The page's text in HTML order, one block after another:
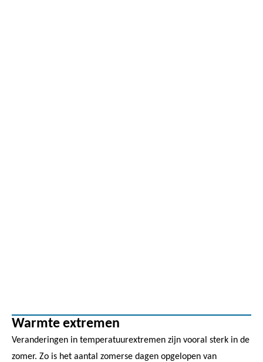
Warmte extremen
Veranderingen in temperatuurextremen zijn vooral sterk in de
zomer. Zo is het aantal zomerse dagen opgelopen van